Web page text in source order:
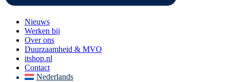
Nieuws
Werken bij
Over ons
Duurzaamheid & MVO
itshop.nl
Contact
Nederlands